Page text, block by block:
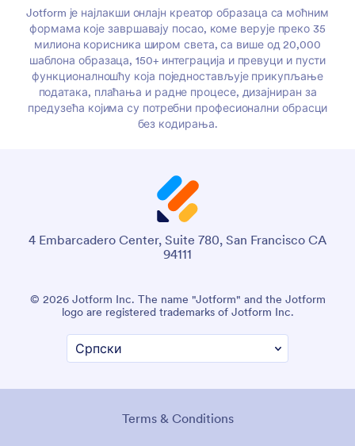
Jotform је најлакши онлајн креатор образаца са моћним
формама које завршавају посао, коме верује преко 35
милиона корисника широм света, са више од 20,000
шаблона образаца, 150+ интеграција и превуци и пусти
функционалношћу која поједностављује прикупљање
података, плаћања и радне процесе, дизајниран за
предузећа којима су потребни професионални обрасци
без кодирања.
4 Embarcadero Center, Suite 780, San Francisco CA
94111
© 2026 Jotform Inc. The name "Jotform" and the Jotform
logo are registered trademarks of Jotform Inc.
Terms & Conditions